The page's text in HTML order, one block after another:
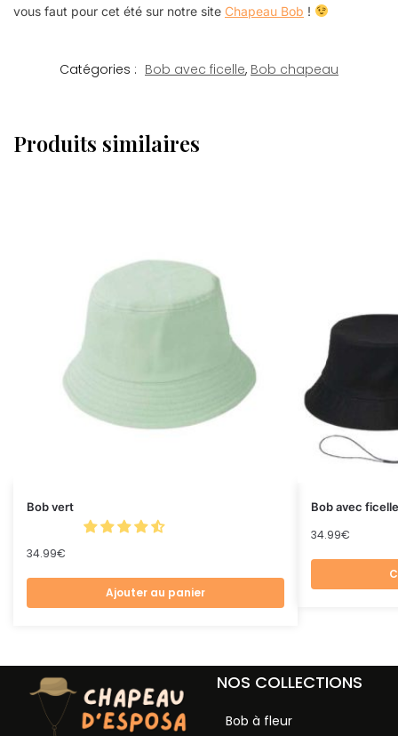
vous faut pour cet été sur notre site Chapeau Bob !
Catégories : Bob avec ficelle, Bob chapeau
Produits similaires
Bob vert
34.99€
Ajouter au panier
Bob avec
34.99€
NOS COLLECTIONS
Bob à fleur